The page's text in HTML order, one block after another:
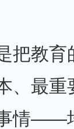
把教育
、最
情——